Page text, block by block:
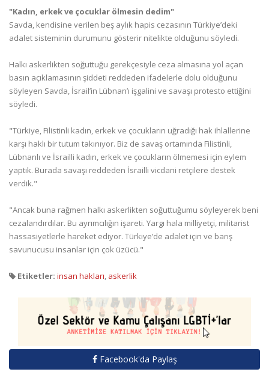
"Kadın, erkek ve çocuklar ölmesin dedim"
Savda, kendisine verilen beş aylık hapis cezasının Türkiye’deki
adalet sisteminin durumunu gösterir nitelikte olduğunu söyledi.
Halkı askerlikten soğuttuğu gerekçesiyle ceza almasına yol açan
basın açıklamasının şiddeti reddeden ifadelerle dolu olduğunu
söyleyen Savda, İsrail’in Lübnan’ı işgalini ve savaşı protesto ettiğini
söyledi.
"Türkiye, Filistinli kadın, erkek ve çocukların uğradığı hak ihlallerine
karşı haklı bir tutum takınıyor. Biz de savaş ortamında Filistinli,
Lübnanlı ve İsrailli kadın, erkek ve çocukların ölmemesi için eylem
yaptık. Burada savaşı reddeden İsrailli vicdani retçilere destek
verdik."
"Ancak buna rağmen halkı askerlikten soğuttuğumu söyleyerek beni
cezalandırdılar. Bu ayrımcılığın işareti. Yargı hala milliyetçi, militarist
hassasiyetlerle hareket ediyor. Türkiye’de adalet için ve barış
savunucusu insanlar için çok üzücü."
Etiketler: insan hakları, askerlik
Facebook'da Paylaş